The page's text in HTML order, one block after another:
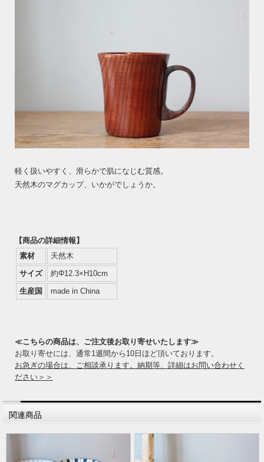
軽く扱いやすく、滑らかで肌になじむ質感。
天然木のマグカップ、いかがでしょうか。
【商品の詳細情報】
素材
天然木
サイズ
約Φ12.3×H10cm
生産国
made in China
≪こちらの商品は、ご注文後お取り寄せいたします≫
お取り寄せには、通常1週間から10日ほど頂いております。
お急ぎの場合は、ご相談承ります。納期等、詳細はお問い合わせく
ださい＞＞
関連商品